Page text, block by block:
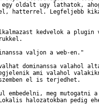
oldalt ugy lathatok,
hatterrel. Legfeljebb
kedvelok a
valjon a web-en."
dominanssa valahol
ami valahol
el is terjedhet.
embedelni, meg mutogatni a
halozatokban pedig